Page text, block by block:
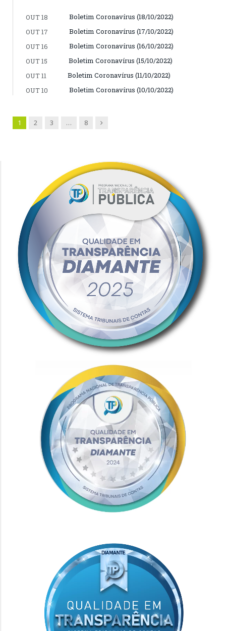
OUT 18
Boletim Coronavírus (18/10/2022)
OUT 17
Boletim Coronavírus (17/10/2022)
OUT 16
Boletim Coronavírus (16/10/2022)
OUT 15
Boletim Coronavírus (15/10/2022)
OUT 11
Boletim Coronavírus (11/10/2022)
OUT 10
Boletim Coronavírus (10/10/2022)
1 2 3 … 8 Next